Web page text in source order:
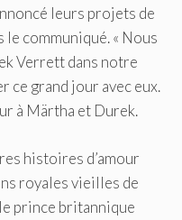
leurs projets de
le communiqué. « Nous
Verrett dans notre
ce grand jour avec eux.
à Märtha et Durek.
histoires d’amour
royales vieilles de
prince britannique